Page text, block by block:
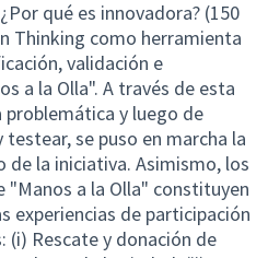
qué es innovadora? (150
Thinking como herramienta
validación e
a la Olla". A través de esta
y luego de
se puso en marcha la
de la iniciativa. Asimismo, los
a la Olla" constituyen
experiencias de participación
(i) Rescate y donación de